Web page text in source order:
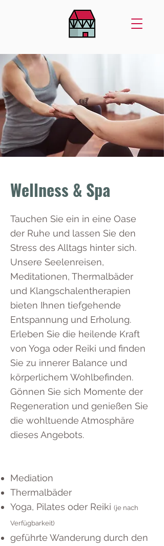
Wellness & Spa
Tauchen Sie ein in eine Oase
der Ruhe und lassen Sie den
Stress des Alltags hinter sich.
Unsere Seelenreisen,
Meditationen, Thermalbäder
und Klangschalentherapien
bieten Ihnen tiefgehende
Entspannung und Erholung.
Erleben Sie die heilende Kraft
von Yoga oder Reiki und finden
Sie zu innerer Balance und
körperlichem Wohlbefinden.
Gönnen Sie sich Momente der
Regeneration und genießen Sie
die wohltuende Atmosphäre
dieses Angebots.
Mediation
Thermalbäder
Yoga, Pilates oder Reiki (je nach
Verfügbarkeit)
geführte Wanderung durch den